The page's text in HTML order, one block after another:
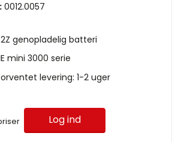
0012.0057
2Z genopladelig batteri
mini 3000 serie
levering: 1-2 uger
Log ind